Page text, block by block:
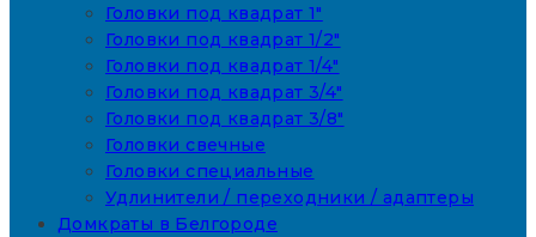
Головки под квадрат 1"
Головки под квадрат 1/2"
Головки под квадрат 1/4"
Головки под квадрат 3/4"
Головки под квадрат 3/8"
Головки свечные
Головки специальные
Удлинители / переходники / адаптеры
Домкраты в Белгороде